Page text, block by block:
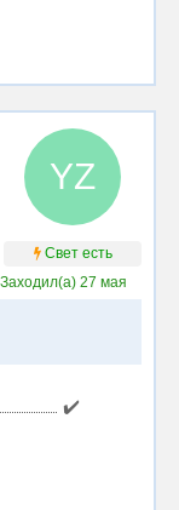
YZ
Свет есть
Заходил(а)27 мая
✔️